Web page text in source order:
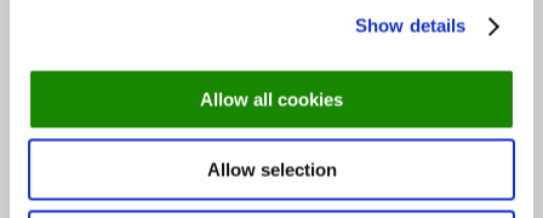
Show details
Allow all cookies
Allow selection
Capri
Vår på første
Bacchus